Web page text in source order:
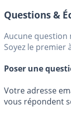
Questions &
Aucune question
Soyez le premier
Poser une
Votre adresse
vous répondent